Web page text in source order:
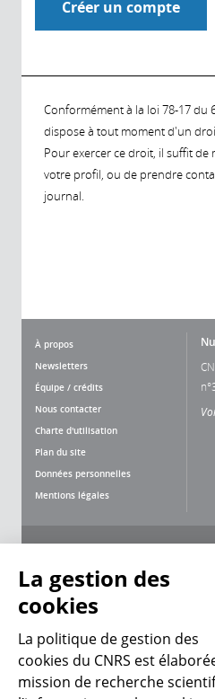
Conformément à la loi 78-17 du
dispose à tout moment d'un
Pour exercer ce droit, il suffit
votre profil, ou de prendre
journal.
À propos
Newsletters
Équipe / crédits
Nous contacter
Charte d'utilisation
Plan du site
Données personnelles
Mentions légales
CNRS Le
La gestion des
cookies
La politique de gestion des
cookies du CNRS est
mission de recherche